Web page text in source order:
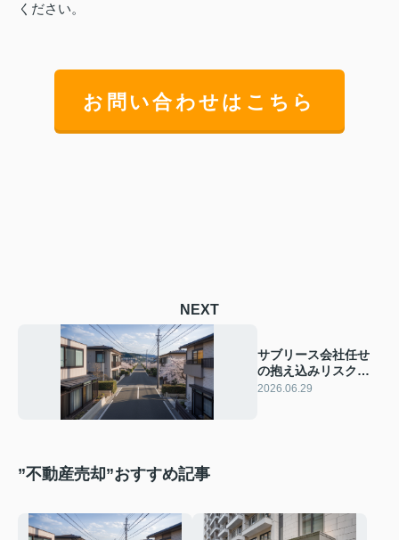
ください。
お問い合わせはこちら
NEXT
サブリース会社任せ
の抱え込みリスクと
は？不動産投資で損
2026.06.29
”不動産売却”おすすめ記事